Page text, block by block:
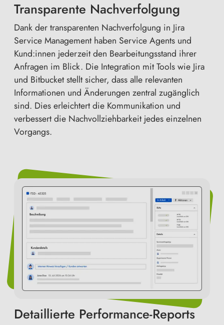
Transparente Nachverfolgung
Dank der transparenten Nachverfolgung in Jira
Service Management haben Service Agents und
Kund:innen jederzeit den Bearbeitungsstand ihrer
Anfragen im Blick. Die Integration mit Tools wie Jira
und Bitbucket stellt sicher, dass alle relevanten
Informationen und Änderungen zentral zugänglich
sind. Dies erleichtert die Kommunikation und
verbessert die Nachvollziehbarkeit jedes einzelnen
Vorgangs.
Detaillierte Performance-Reports